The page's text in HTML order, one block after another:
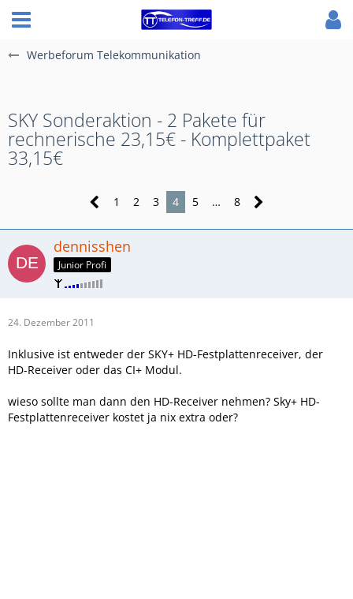
Werbeforum Telekommunikation
SKY Sonderaktion - 2 Pakete für
rechnerische 23,15€ - Komplettpaket
33,15€
1 2 3 4 5 … 8
dennisshen
Junior Profi
24. Dezember 2011
Inklusive ist entweder der SKY+ HD-Festplattenreceiver, der
HD-Receiver oder das CI+ Modul.
wieso sollte man dann den HD-Receiver nehmen? Sky+ HD-
Festplattenreceiver kostet ja nix extra oder?